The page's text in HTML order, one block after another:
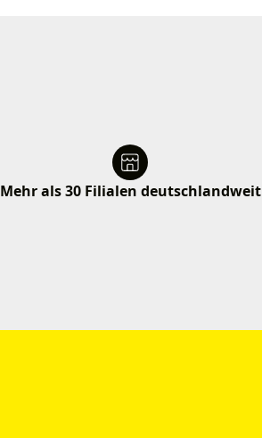
Mehr als 30 Filialen deutschlandweit